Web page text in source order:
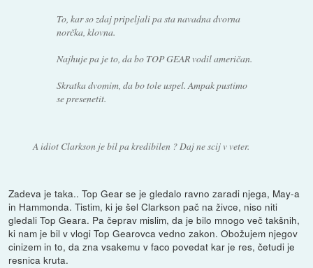
To, kar so zdaj pripeljali pa sta navadna dvorna
norčka, klovna.
Najhuje pa je to, da bo TOP GEAR vodil američan.
Skratka dvomim, da bo tole uspel. Ampak pustimo
se presenetit.
A idiot Clarkson je bil pa kredibilen ? Daj ne scij v veter.
Zadeva je taka.. Top Gear se je gledalo ravno zaradi njega, May-a
in Hammonda. Tistim, ki je šel Clarkson pač na živce, niso niti
gledali Top Geara. Pa čeprav mislim, da je bilo mnogo več takšnih,
ki nam je bil v vlogi Top Gearovca vedno zakon. Obožujem njegov
cinizem in to, da zna vsakemu v faco povedat kar je res, četudi je
resnica kruta.